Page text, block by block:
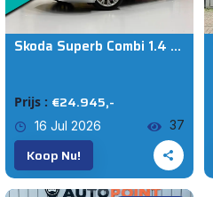
AANBOD
Voeg Toe
Skoda Superb Combi 1.4 TSI iV iV L&K 218PK 360° Navi Pano Trekhaak Elek. A.klep Leder
Prijs : €24.945,-
16 Jul 2026 37
Koop Nu!